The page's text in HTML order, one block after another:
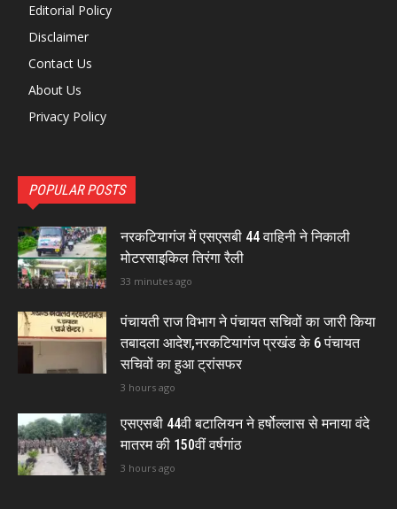
Editorial Policy
Disclaimer
Contact Us
About Us
Privacy Policy
POPULAR POSTS
नरकटियागंज में एसएसबी 44 वाहिनी ने निकाली
मोटरसाइकिल तिरंगा रैली
33 minutes ago
पंचायती राज विभाग ने पंचायत सचिवों का जारी किया
तबादला आदेश,नरकटियागंज प्रखंड के 6 पंचायत
सचिवों का हुआ ट्रांसफर
3 hours ago
एसएसबी 44वी बटालियन ने हर्षोल्लास से मनाया वंदे
मातरम की 150वीं वर्षगांठ
3 hours ago